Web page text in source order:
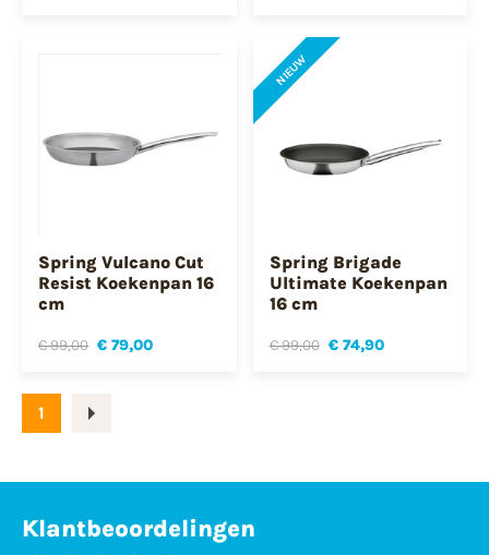
Spring Vulcano Cut
Resist Koekenpan 16
cm
€ 99,00 € 79,00
NIEUW
Spring Brigade
Ultimate Koekenpan
16 cm
€ 99,00 € 74,90
1
Klantbeoordelingen